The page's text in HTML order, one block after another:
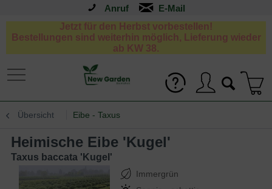
Anruf
Jetzt für den Herbst vorbestellen!
Bestellungen sind weiterhin möglich, Lieferung wieder
ab KW 38.
Übersicht Eibe - Taxus
Heimische Eibe 'Kugel'
Taxus baccata 'Kugel'
Immergrün